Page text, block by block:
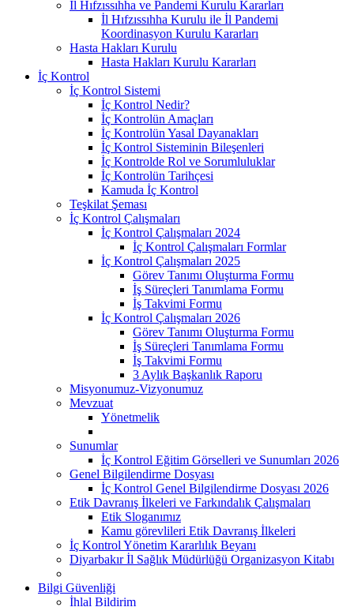
İl Hıfzıssıhha ve Pandemi Kurulu Kararları
İl Hıfzıssıhha Kurulu ile İl Pandemi
Koordinasyon Kurulu Kararları
Hasta Hakları Kurulu
Hasta Hakları Kurulu Kararları
İç Kontrol
İç Kontrol Sistemi
İç Kontrol Nedir?
İç Kontrolün Amaçları
İç Kontrolün Yasal Dayanakları
İç Kontrol Sisteminin Bileşenleri
İç Kontrolde Rol ve Sorumluluklar
İç Kontrolün Tarihçesi
Kamuda İç Kontrol
Teşkilat Şeması
İç Kontrol Çalışmaları
İç Kontrol Çalışmaları 2024
İç Kontrol Çalışmaları Formlar
İç Kontrol Çalışmaları 2025
Görev Tanımı Oluşturma Formu
İş Süreçleri Tanımlama Formu
İş Takvimi Formu
İç Kontrol Çalışmaları 2026
Görev Tanımı Oluşturma Formu
İş Süreçleri Tanımlama Formu
İş Takvimi Formu
3 Aylık Başkanlık Raporu
Misyonumuz-Vizyonumuz
Mevzuat
Yönetmelik
Sunumlar
İç Kontrol Eğitim Görselleri ve Sunumları 2026
Genel Bilgilendirme Dosyası
İç Kontrol Genel Bilgilendirme Dosyası 2026
Etik Davranış İlkeleri ve Farkındalık Çalışmaları
Etik Sloganımız
Kamu görevlileri Etik Davranış İlkeleri
İç Kontrol Yönetim Kararlılık Beyanı
Diyarbakır İl Sağlık Müdürlüğü Organizasyon Kitabı
Bilgi Güvenliği
İhlal Bildirim